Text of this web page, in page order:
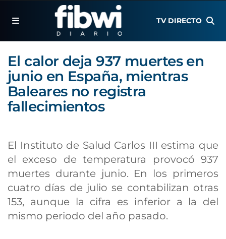
TV DIRECTO
El calor deja 937 muertes en
junio en España, mientras
Baleares no registra
fallecimientos
El Instituto de Salud Carlos III estima que
el exceso de temperatura provocó 937
muertes durante junio. En los primeros
cuatro días de julio se contabilizan otras
153, aunque la cifra es inferior a la del
mismo periodo del año pasado.